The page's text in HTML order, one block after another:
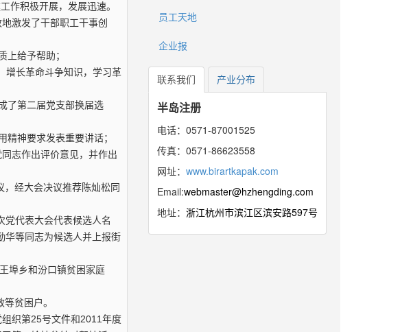
作积极开展，发展迅速。
激发了干部职工干事创
给予帮助；
增长革命斗争知识，学习革
了第二届党支部换届选
神要求发表重要讲话；
志作出评价意见，并作出
，经大会决议推荐陈灿松同
党代表大会代表候选人名
华等同志为候选人并上报街
埠乡和汾口镇贫困家庭
贫困户。
织第25号文件和2011年度
员工天地
企业报
联系我们 产业分布
半岛注册
电话：0571-87001525
传真：0571-86623558
网址： www.birartkapak.com
Email:webmaster@hzhengding.com
地址： 浙江杭州市滨江区滨安路597号